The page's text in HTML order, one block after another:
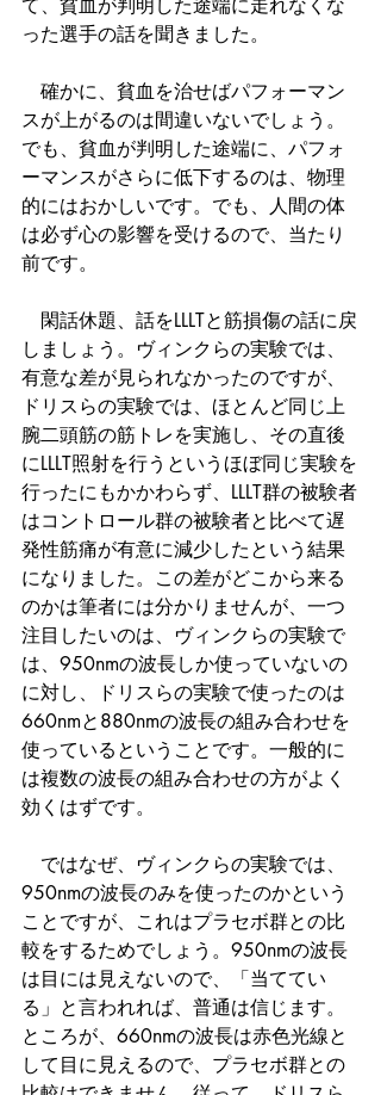
て、貧血が判明した途端に走れなくな
った選手の話を聞きました。
確かに、貧血を治せばパフォーマン
スが上がるのは間違いないでしょう。
でも、貧血が判明した途端に、パフォ
ーマンスがさらに低下するのは、物理
的にはおかしいです。でも、人間の体
は必ず心の影響を受けるので、当たり
前です。
閑話休題、話をLLLTと筋損傷の話に戻
しましょう。ヴィンクらの実験では、
有意な差が見られなかったのですが、
ドリスらの実験では、ほとんど同じ上
腕二頭筋の筋トレを実施し、その直後
にLLLT照射を行うというほぼ同じ実験を
行ったにもかかわらず、LLLT群の被験者
はコントロール群の被験者と比べて遅
発性筋痛が有意に減少したという結果
になりました。この差がどこから来る
のかは筆者には分かりませんが、一つ
注目したいのは、ヴィンクらの実験で
は、950nmの波長しか使っていないの
に対し、ドリスらの実験で使ったのは
660nmと880nmの波長の組み合わせを
使っているということです。一般的に
は複数の波長の組み合わせの方がよく
効くはずです。
ではなぜ、ヴィンクらの実験では、
950nmの波長のみを使ったのかという
ことですが、これはプラセボ群との比
較をするためでしょう。950nmの波長
は目には見えないので、「当ててい
る」と言われれば、普通は信じます。
ところが、660nmの波長は赤色光線と
して目に見えるので、プラセボ群との